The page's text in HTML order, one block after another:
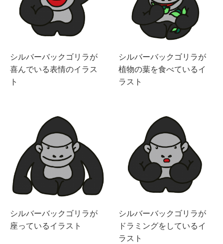
シルバーバックゴリラが
喜んでいる表情のイラス
ト
シルバーバックゴリラが
植物の葉を食べているイ
ラスト
シルバーバックゴリラが
座っているイラスト
シルバーバックゴリラが
ドラミングをしているイ
ラスト